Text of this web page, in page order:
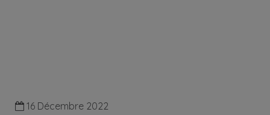
16 Décembre 2022